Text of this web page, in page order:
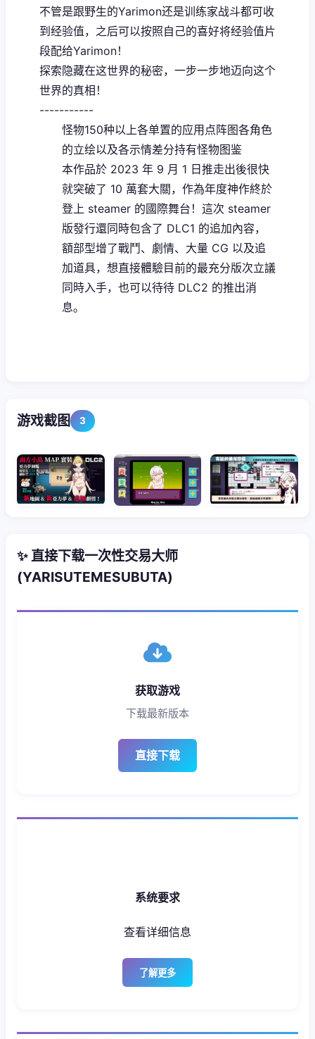
不管是跟野生的Yarimon还是训练家战斗都可收
到经验值，之后可以按照自己的喜好将经验值片
段配给Yarimon！
探索隐藏在这世界的秘密，一步一步地迈向这个
世界的真相！
-----------
怪物150种以上各单置的应用点阵图各角色
的立绘以及各示情差分持有怪物图鉴
本作品於 2023 年 9 月 1 日推走出後很快
就突破了 10 萬套大關，作為年度神作終於
登上 steamer 的國際舞台！這次 steamer
版發行還同時包含了 DLC1 的追加內容，
額部型增了戰鬥、劇情、大量 CG 以及追
加道具，想直接體驗目前的最充分版次立議
同時入手，也可以待待 DLC2 的推出消
息。
游戏截图 3
✨ 直接下载一次性交易大师
(YARISUTEMESUBUTA)
获取游戏
下载最新版本
直接下载
系统要求
查看详细信息
了解更多